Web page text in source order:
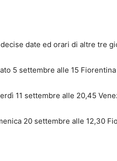
date ed orari di altre tre
5 settembre alle 15
11 settembre alle 20,45
20 settembre alle 12,30